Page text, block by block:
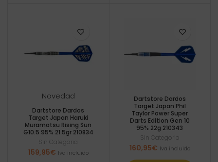
Novedad
Dartstore Dardos
Target Japan Haruki
Muramatsu Rising Sun
G10.5 95% 21.5gr 210834
Sin Categoria
159,95€ Iva incluido
Dartstore Dardos
Target Japan Phil
Taylor Power Super
Darts Edition Gen 10
95% 22g 210343
Sin Categoria
160,95€ Iva incluido